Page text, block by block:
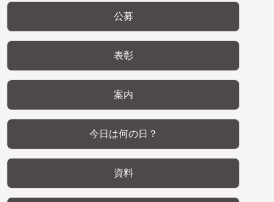
公募
表彰
案内
今日は何の日？
資料